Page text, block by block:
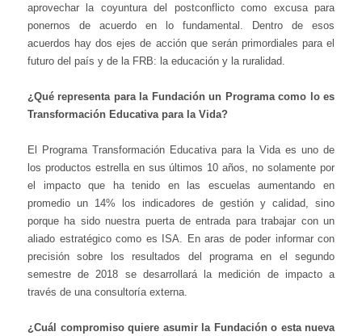
aprovechar la coyuntura del postconflicto como excusa para
ponernos de acuerdo en lo fundamental. Dentro de esos
acuerdos hay dos ejes de acción que serán primordiales para el
futuro del país y de la FRB: la educación y la ruralidad.
¿Qué representa para la Fundación un Programa como lo es
Transformación Educativa para la Vida?
El Programa Transformación Educativa para la Vida es uno de
los productos estrella en sus últimos 10 años, no solamente por
el impacto que ha tenido en las escuelas aumentando en
promedio un 14% los indicadores de gestión y calidad, sino
porque ha sido nuestra puerta de entrada para trabajar con un
aliado estratégico como es ISA. En aras de poder informar con
precisión sobre los resultados del programa en el segundo
semestre de 2018 se desarrollará la medición de impacto a
través de una consultoría externa.
¿Cuál compromiso quiere asumir la Fundación o esta nueva